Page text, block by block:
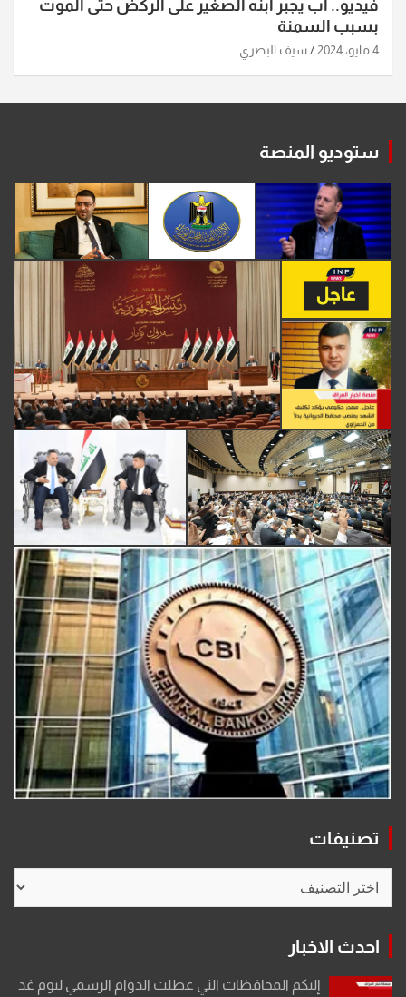
فيديو.. أب يجبر ابنه الصغير على الركض حتى الموت
بسبب السمنة
4 مايو، 2024 سيف البصري
ستوديو المنصة
تصنيفات
احدث الاخبار
إليكم المحافظات التي عطلت الدوام الرسمي ليوم غد